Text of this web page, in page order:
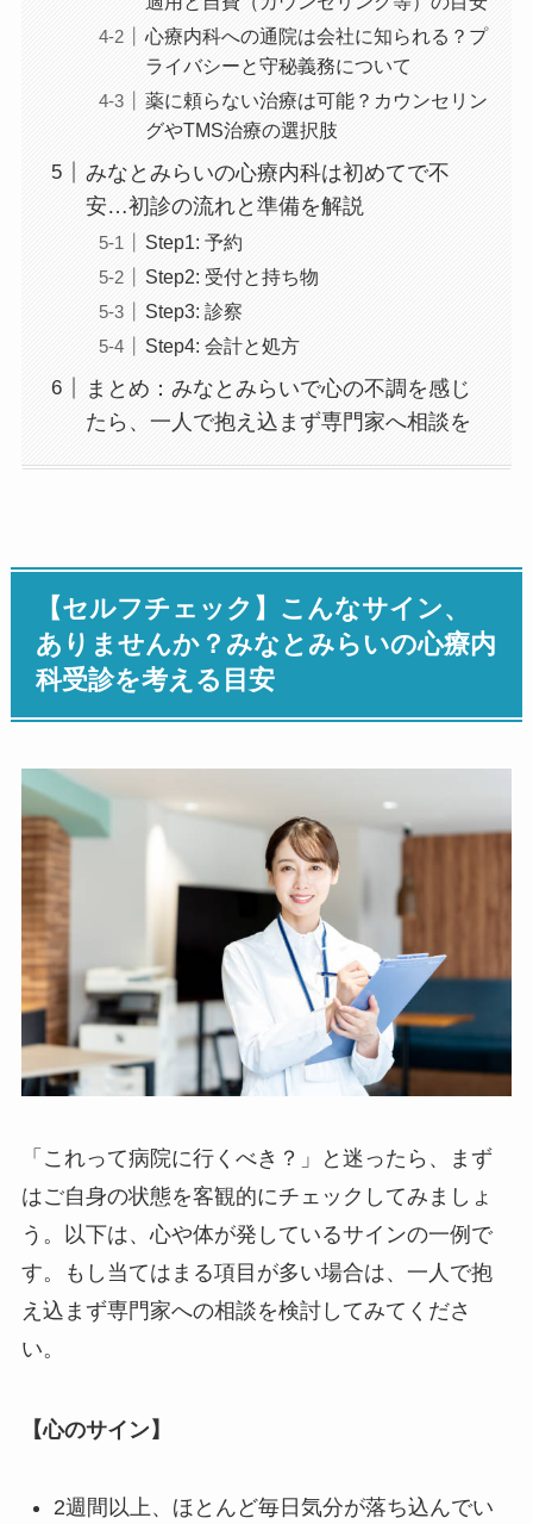
心療内科への通院は会社に知られる？プ
ライバシーと守秘義務について
薬に頼らない治療は可能？カウンセリン
グやTMS治療の選択肢
みなとみらいの心療内科は初めてで不
安…初診の流れと準備を解説
Step1: 予約
Step2: 受付と持ち物
Step3: 診察
Step4: 会計と処方
まとめ：みなとみらいで心の不調を感じ
たら、一人で抱え込まず専門家へ相談を
【セルフチェック】こんなサイン、
ありませんか？みなとみらいの心療内
科受診を考える目安
「これって病院に行くべき？」と迷ったら、まず
はご自身の状態を客観的にチェックしてみましょ
う。以下は、心や体が発しているサインの一例で
す。もし当てはまる項目が多い場合は、一人で抱
え込まず専門家への相談を検討してみてくださ
い。
【心のサイン】
2週間以上、ほとんど毎日気分が落ち込んでい